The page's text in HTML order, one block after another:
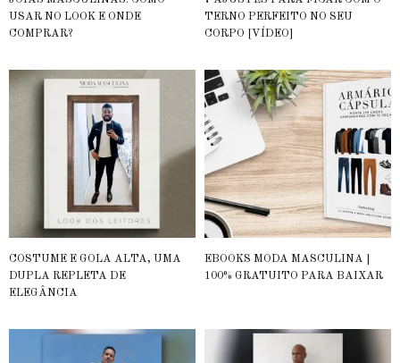
USAR NO LOOK E ONDE
COMPRAR?
TERNO PERFEITO NO SEU
CORPO [VÍDEO]
COSTUME E GOLA ALTA, UMA
DUPLA REPLETA DE
ELEGÂNCIA
EBOOKS MODA MASCULINA |
100% GRATUITO PARA BAIXAR